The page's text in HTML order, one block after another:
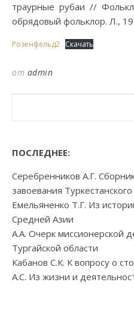
траурные рубаи //
обрядовый фольклор. Л.,
Розенфельд2 Скачать
от admin
ПОСЛЕДНЕЕ:
Серебренников А.Г.
завоевания
Емельяненко Т.Г. Из
Средней Азии
А.А. Очерк миссионерской
Тургайской области
Кабанов С.К. К вопросу о
А.С. Из жизни и